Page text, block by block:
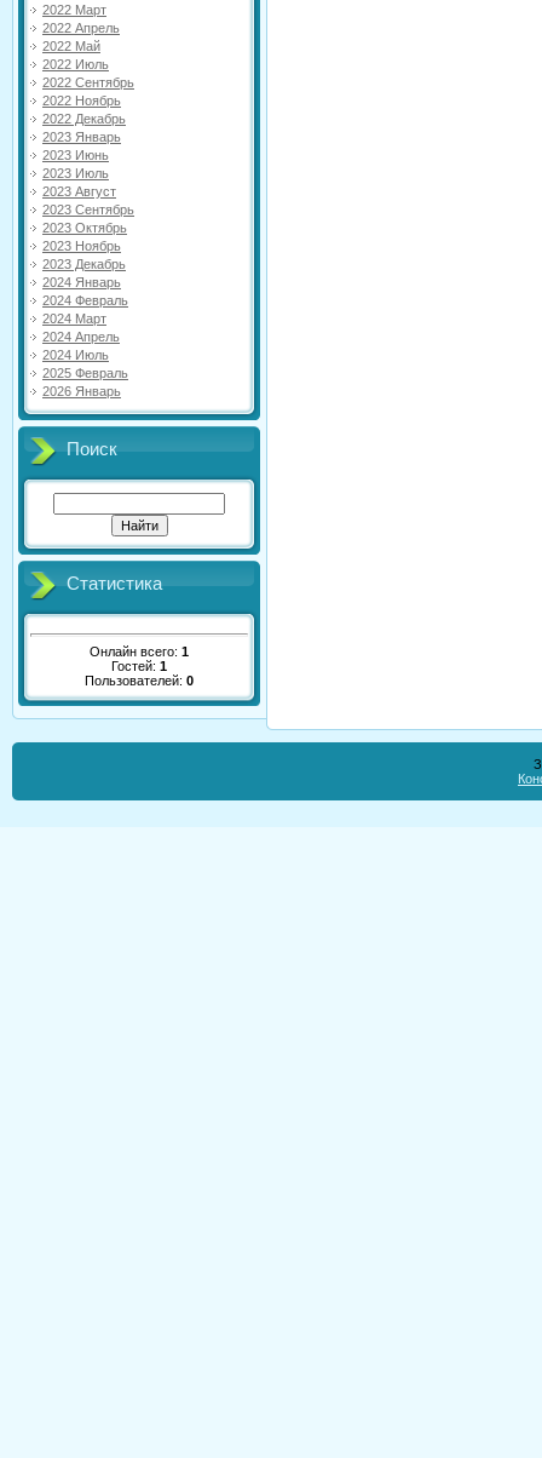
2022 Март
2022 Апрель
2022 Май
2022 Июль
2022 Сентябрь
2022 Ноябрь
2022 Декабрь
2023 Январь
2023 Июнь
2023 Июль
2023 Август
2023 Сентябрь
2023 Октябрь
2023 Ноябрь
2023 Декабрь
2024 Январь
2024 Февраль
2024 Март
2024 Апрель
2024 Июль
2025 Февраль
2026 Январь
Поиск
Статистика
Онлайн всего: 1
Гостей: 1
Пользователей: 0